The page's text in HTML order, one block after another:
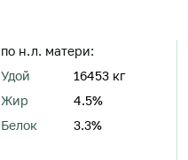
по н.л. матери:
Удой
16453 кг
Жир
4.5%
Белок
3.3%